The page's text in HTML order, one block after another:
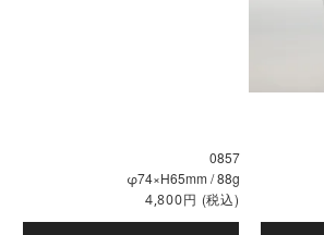
0857
φ74×H65mm / 88g
4,800円 (税込)